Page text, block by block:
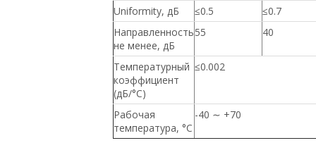
Uniformity, дБ
≤0.5
≤0.7
Направленность
не менее, дБ
55 40
Температурный
коэффициент
(дБ/°С)
≤0.002
Рабочая
температура, °С
-40 ∼ +70